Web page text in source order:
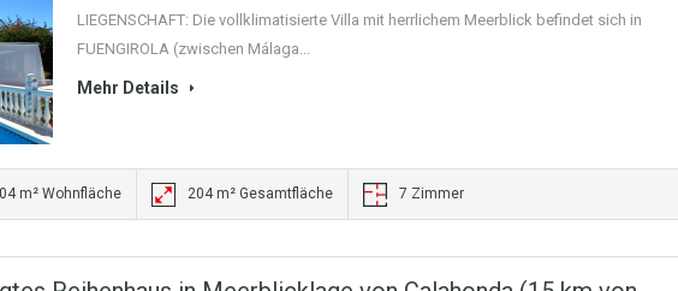
LIEGENSCHAFT: Die vollklimatisierte Villa mit herrlichem Meerblick befindet sich in
FUENGIROLA (zwischen Málaga...
Mehr Details
m² Wohnfläche 204 m² Gesamtfläche 7 Zimmer